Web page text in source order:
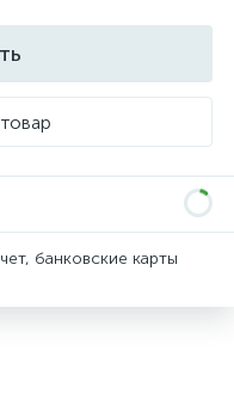
банковские карты